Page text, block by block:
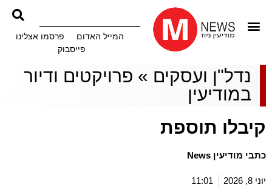
המייל האדום
פרסמו אצלינו
פייסבוק
נדל"ן ועסקים » פרויקטים ודיור
במודיעין
קיבלו תוספת
כתבי מודיעין News
יוני 8, 2026 11:01